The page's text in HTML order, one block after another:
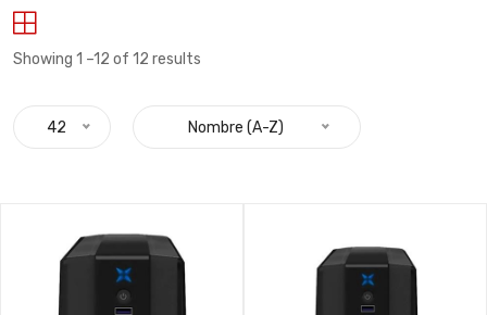
Showing 1 –12 of 12 results
42 Nombre (A-Z)